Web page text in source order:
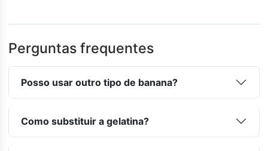
Perguntas frequentes
Posso usar outro tipo de banana?
Como substituir a gelatina?